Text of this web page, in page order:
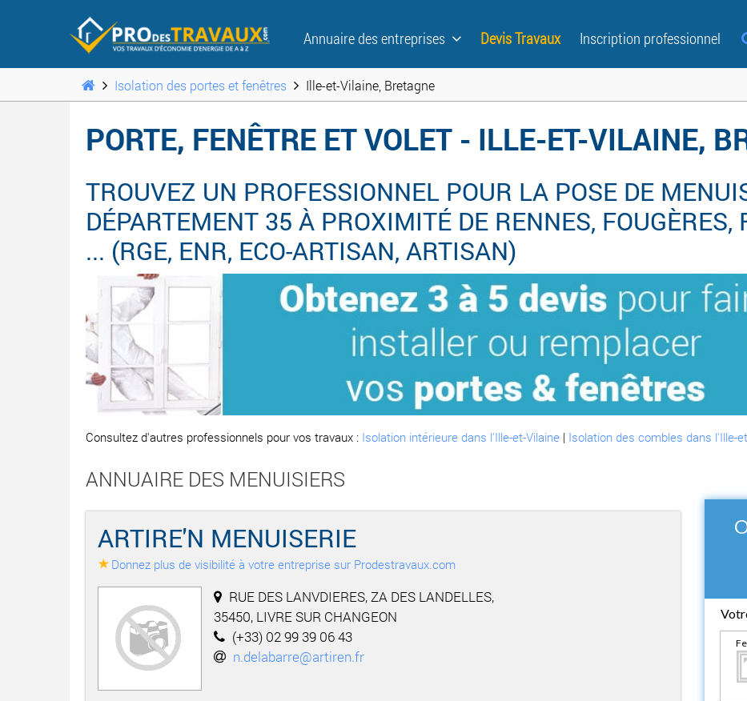
Annuaire des entreprises Devis Travaux Inscription professionnel
Isolation des portes et fenêtres Ille-et-Vilaine, Bretagne
PORTE, FENÊTRE ET VOLET - ILLE-ET-VILAINE,
TROUVEZ UN PROFESSIONNEL POUR LA POSE DE
DÉPARTEMENT 35 À PROXIMITÉ DE RENNES, FOUGÈRES,
... (RGE, ENR, ECO-ARTISAN, ARTISAN)
Consultez d'autres professionnels pour vos travaux : Isolation intérieure dans l'Ille-et-Vilaine | Isolation des combles dans l'Ille-
ANNUAIRE DES MENUISIERS
ARTIRE'N MENUISERIE
Donnez plus de visibilité à votre entreprise sur Prodestravaux.com
RUE DES LANVDIERES, ZA DES LANDELLES,
35450, LIVRE SUR CHANGEON
(+33) 02 99 39 06 43
n.delabarre@artiren.fr